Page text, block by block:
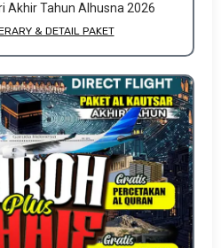
Akhir Tahun Alhusna 2026
& DETAIL PAKET